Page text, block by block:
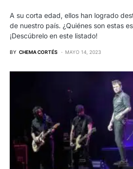
A su corta edad, ellos han logrado
de nuestro país. ¿Quiénes son estas
¡Descúbrelo en este listado!
BY CHEMA CORTÉS MAYO 14, 2023